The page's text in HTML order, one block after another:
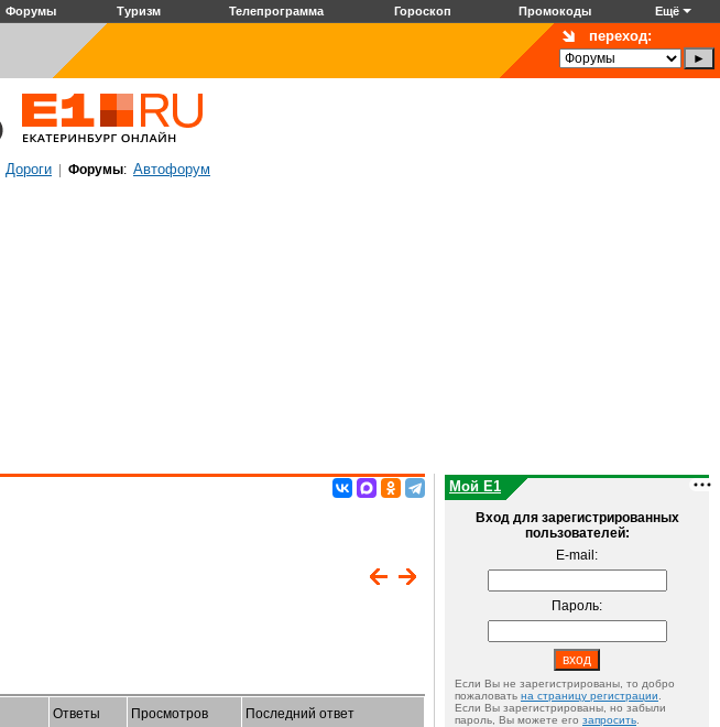
Форумы Туризм Телепрограмма Гороскоп Промокоды Ещё
переход:
Дороги Форумы: Автофорум
Ответы Просмотров Последний ответ
Мой E1
Вход для зарегистрированных
пользователей:
E-mail:
Пароль:
Если Вы не зарегистрированы, то добро
пожаловать на страницу регистрации
Если Вы зарегистрированы, но забыли
пароль, Вы можете его запросить